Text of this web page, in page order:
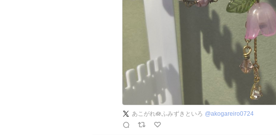
あこがれ🪷ふみずきといろ @akogareiro0724